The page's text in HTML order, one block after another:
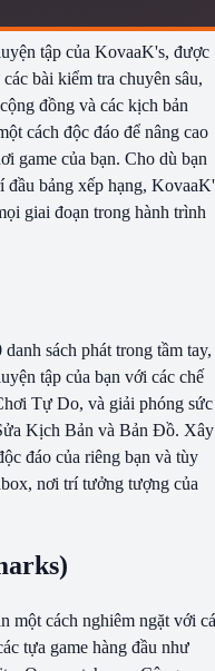
tập của KovaaK's, được
bài kiểm tra chuyên sâu,
đồng và các kịch bản
cách độc đáo để nâng cao
game của bạn. Cho dù bạn
đầu bảng xếp hạng,
giai đoạn trong hành trình
sách phát trong tầm tay,
tập của bạn với các chế
Tự Do, và giải phóng sức
Kịch Bản và Bản Đồ. Xây
đáo của riêng bạn và tùy
nơi trí tưởng tượng của
một cách nghiêm ngặt với
tựa game hàng đầu như